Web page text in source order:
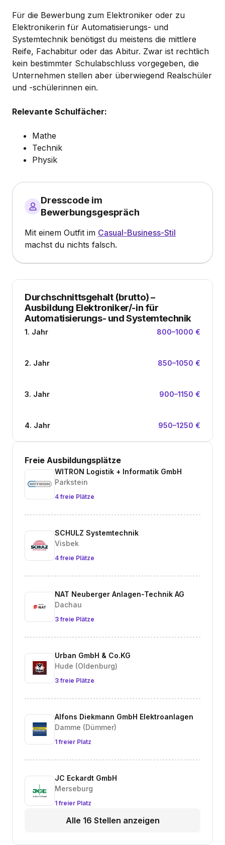
Für die Bewerbung zum Elektroniker oder zu
Elektronikerin für Automatisierungs- und
Systemtechnik benötigst du meistens die mittlere
Reife, Fachabitur oder das Abitur. Zwar ist rechtlich
kein bestimmter Schulabschluss vorgegeben, die
Unternehmen stellen aber überwiegend Realschüler
und -schülerinnen ein.
Relevante Schulfächer:
Mathe
Technik
Physik
Dresscode im
Bewerbungsgespräch
Mit einem Outfit im Casual-Business-Stil
machst du nichts falsch.
Durchschnittsgehalt (brutto)–
Ausbildung Elektroniker/-in für
Automatisierungs- und Systemtechnik
1. Jahr 800–1000 €
2. Jahr 850–1050 €
3. Jahr 900–1150 €
4. Jahr 950–1250 €
Freie Ausbildungsplätze
WITRON Logistik + Informatik GmbH
Parkstein
4 freie Plätze
SCHULZ Systemtechnik
Visbek
4 freie Plätze
NAT Neuberger Anlagen-Technik AG
Dachau
3 freie Plätze
Urban GmbH & Co.KG
Hude (Oldenburg)
3 freie Plätze
Alfons Diekmann GmbH Elektroanlagen
Damme (Dümmer)
1 freier Platz
JC Eckardt GmbH
Merseburg
1 freier Platz
Alle 16 Stellen anzeigen